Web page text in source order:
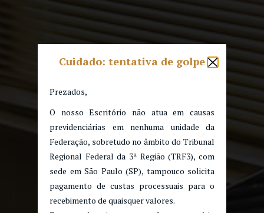
Cuidado: tentativa de golpe
Prezados,
O nosso Escritório não atua em causas
previdenciárias em nenhuma unidade da
Federação, sobretudo no âmbito do Tribunal
Regional Federal da 3ª Região (TRF3), com
sede em São Paulo (SP), tampouco solicita
pagamento de custas processuais para o
recebimento de quaisquer valores.